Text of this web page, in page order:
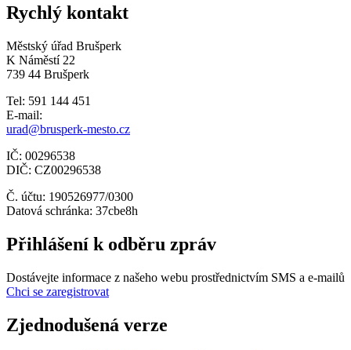
Rychlý kontakt
Městský úřad Brušperk
K Náměstí 22
739 44 Brušperk
Tel: 591 144 451
E-mail:
urad@brusperk-mesto.cz
IČ: 00296538
DIČ: CZ00296538
Č. účtu: 190526977/0300
Datová schránka: 37cbe8h
Přihlášení k odběru zpráv
Dostávejte informace z našeho webu prostřednictvím SMS a e-mailů
Chci se zaregistrovat
Zjednodušená verze